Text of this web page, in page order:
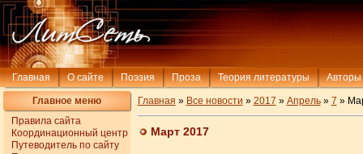
Главная О сайте Поэзия Проза Теория литературы Авторы
Главное меню
Правила сайта
Координационный центр
Путеводитель по сайту
Главная » Все новости » 2017 » Апрель » 7 »
Март 2017